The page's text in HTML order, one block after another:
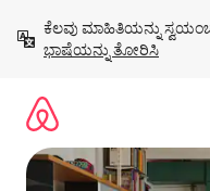
ಹೋಗಿ
ಕೆಲವು ಮಾಹಿತಿಯನ್ನು
ಭಾಷೆಯನ್ನು ತೋರಿಸಿ